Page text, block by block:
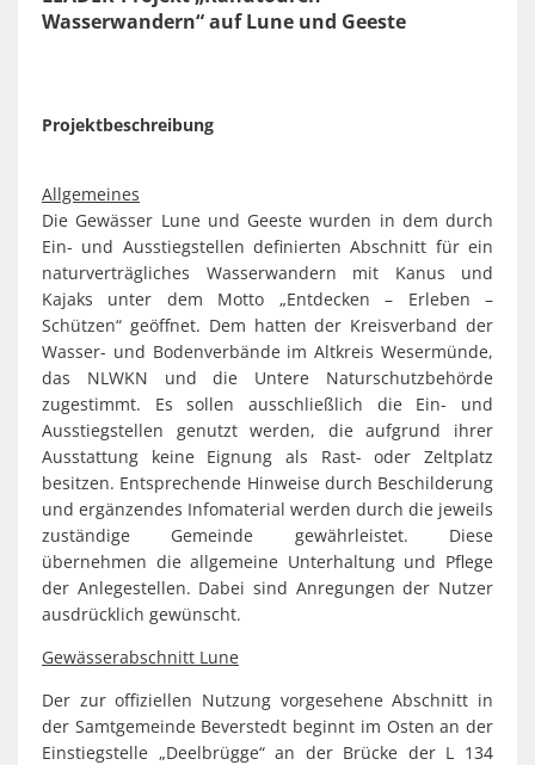
Heiraten
Wildschäden
Wochenmärkte
Wirtschaft
Wasserwandern“ auf Lune und Geeste
Projektbeschreibung
Allgemeines
Die Gewässer Lune und Geeste wurden in dem durch
Ein- und Ausstiegstellen definierten Abschnitt für ein
naturverträgliches Wasserwandern mit Kanus und
Kajaks unter dem Motto „Entdecken – Erleben –
Schützen“ geöffnet. Dem hatten der Kreisverband der
Wasser- und Bodenverbände im Altkreis Wesermünde,
das NLWKN und die Untere Naturschutzbehörde
zugestimmt. Es sollen ausschließlich die Ein- und
Ausstiegstellen genutzt werden, die aufgrund ihrer
Ausstattung keine Eignung als Rast- oder Zeltplatz
besitzen. Entsprechende Hinweise durch Beschilderung
und ergänzendes Infomaterial werden durch die jeweils
zuständige Gemeinde gewährleistet. Diese
übernehmen die allgemeine Unterhaltung und Pflege
der Anlegestellen. Dabei sind Anregungen der Nutzer
ausdrücklich gewünscht.
Gewässerabschnitt Lune
Der zur offiziellen Nutzung vorgesehene Abschnitt in
der Samtgemeinde Beverstedt beginnt im Osten an der
Einstiegstelle „Deelbrügge“ an der Brücke der L 134